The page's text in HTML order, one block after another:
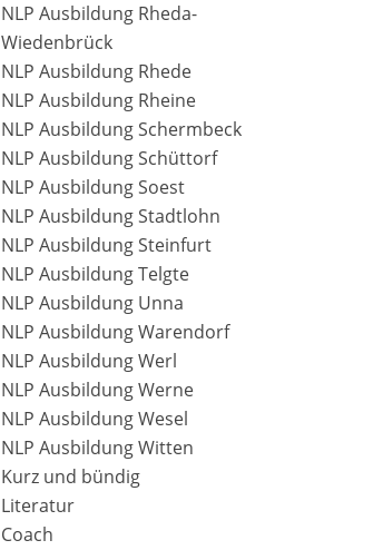
NLP Ausbildung Rheda-
Wiedenbrück
NLP Ausbildung Rhede
NLP Ausbildung Rheine
NLP Ausbildung Schermbeck
NLP Ausbildung Schüttorf
NLP Ausbildung Soest
NLP Ausbildung Stadtlohn
NLP Ausbildung Steinfurt
NLP Ausbildung Telgte
NLP Ausbildung Unna
NLP Ausbildung Warendorf
NLP Ausbildung Werl
NLP Ausbildung Werne
NLP Ausbildung Wesel
NLP Ausbildung Witten
Kurz und bündig
Literatur
Coach